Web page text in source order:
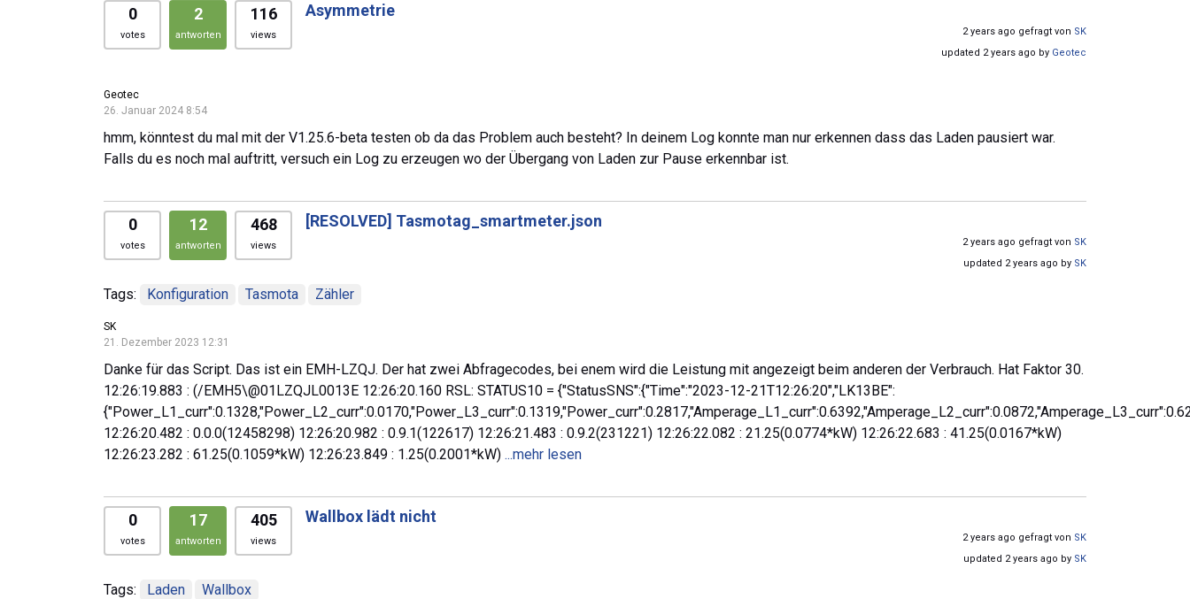
0
votes
2
antworten
116
views
Asymmetrie
2 years ago gefragt von SK
updated 2 years ago by Geotec
Geotec
26. Januar 2024 8:54
hmm, könntest du mal mit der V1.25.6-beta testen ob da das Problem auch besteht? In deinem Log konnte man nur erkennen dass das Laden pausiert war.
Falls du es noch mal auftritt, versuch ein Log zu erzeugen wo der Übergang von Laden zur Pause erkennbar ist.
0
votes
12
antworten
468
views
[RESOLVED] Tasmotag_smartmeter.json
2 years ago gefragt von SK
updated 2 years ago by SK
Tags: Konfiguration Tasmota Zähler
SK
21. Dezember 2023 12:31
Danke für das Script. Das ist ein EMH-LZQJ. Der hat zwei Abfragecodes, bei enem wird die Leistung mit angezeigt beim anderen der Verbrauch. Hat Faktor 30.
12:26:19.883 : (/EMH5\@01LZQJL0013E 12:26:20.160 RSL: STATUS10 = {"StatusSNS":{"Time":"2023-12-21T12:26:20","LK13BE":
12:26:20.482 : 0.0.0(12458298) 12:26:20.982 : 0.9.1(122617) 12:26:21.483 : 0.9.2(231221) 12:26:22.082 : 21.25(0.0774*kW) 12:26:22.683 : 41.25(0.0167*kW)
12:26:23.282 : 61.25(0.1059*kW) 12:26:23.849 : 1.25(0.2001*kW) ...mehr lesen
0
votes
17
antworten
405
views
Wallbox lädt nicht
2 years ago gefragt von SK
updated 2 years ago by SK
Tags: Laden Wallbox